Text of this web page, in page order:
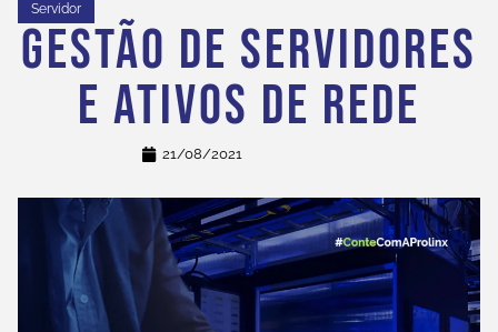
Servidor
Gestão De Servidores
E Ativos De Rede
21/08/2021